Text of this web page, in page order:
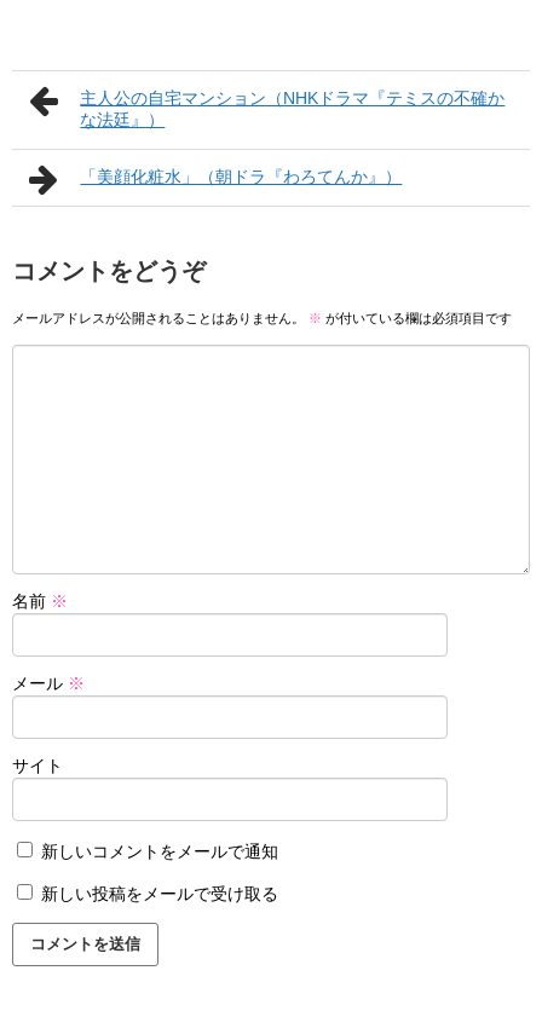
主人公の自宅マンション（NHKドラマ『テミスの不確か
な法廷』）
「美顔化粧水」（朝ドラ『わろてんか』）
コメントをどうぞ
メールアドレスが公開されることはありません。 ※ が付いている欄は必須項目です
名前 ※
メール ※
サイト
新しいコメントをメールで通知
新しい投稿をメールで受け取る